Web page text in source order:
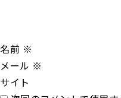
名前 ※
メール ※
サイト